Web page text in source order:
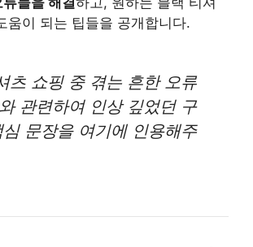
움이 되는 팁들을 공개합니다.
츠 쇼핑 중 겪는 흔한 오류
관련하여 인상 깊었던 구
심 문장을 여기에 인용해주